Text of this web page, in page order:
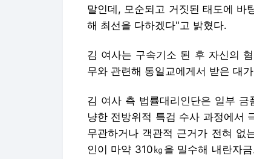
말인데, 모순되고 거짓된 태도에 바
해 최선을 다하겠다"고 밝혔다.
김 여사는 구속기소 된 후 자신의
무와 관련해 통일교에게서 받은 대
김 여사 측 법률대리인단은 일부
냥한 전방위적 특검 수사 과정에서
무관하거나 객관적 근거가 전혀 없
인이 마약 310㎏을 밀수해 내란자